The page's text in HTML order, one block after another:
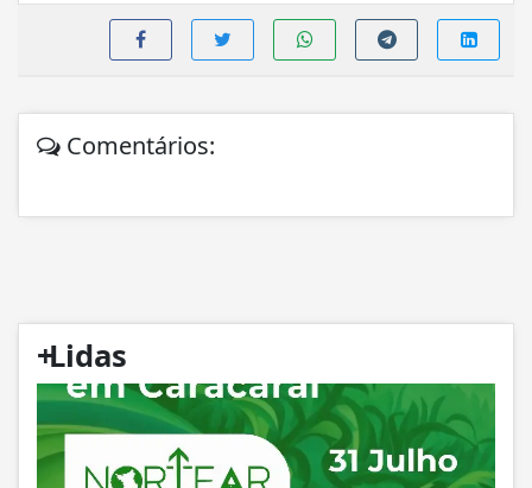
Comentários:
+
Lidas